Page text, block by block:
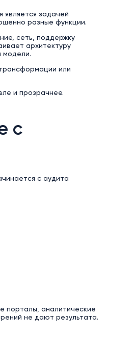
задачей
разные функции.
сеть, поддержку
архитектуру
модели.
или
и прозрачнее.
с
с аудита
порталы, аналитические
не дают результата.